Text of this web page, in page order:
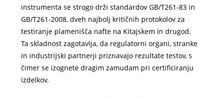
instrumenta se strogo drži standardov GB/T261-83 in
GB/T261-2008, dveh najbolj kritičnih protokolov za
testiranje plamenišča nafte na Kitajskem in drugod.
Ta skladnost zagotavlja, da regulatorni organi, stranke
in industrijski partnerji priznavajo rezultate testov, s
čimer se izognete dragim zamudam pri certificiranju
izdelkov.